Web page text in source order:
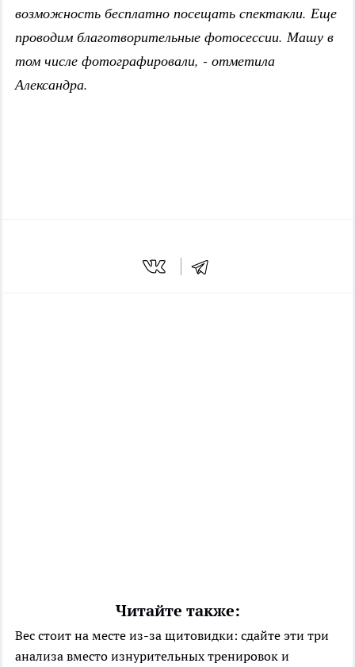
возможность бесплатно посещать спектакли. Еще
проводим благотворительные фотосессии. Машу в
том числе фотографировали, - отметила
Александра.
Читайте также:
Вес стоит на месте из-за щитовидки: сдайте эти три
анализа вместо изнурительных тренировок и